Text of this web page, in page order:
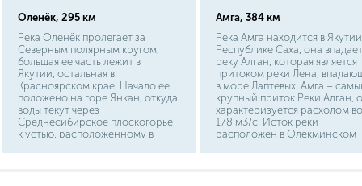
Оленёк, 295 км
Река Оленёк пролегает за
Северным полярным кругом,
большая ее часть лежит в
Якутии, остальная в
Красноярском крае. Начало ее
положено на горе Янкан, откуда
воды текут через
Среднесибирское плоскогорье
к устью, расположенному в
Амга, 384 км
Река Амга находится в
Республике Саха, она
реку Алган, которая является
притоком реки Лена,
в море Лаптевых. Амга –
крупный приток Реки Алган,
характеризуется расходом
178 м3/с. Исток реки
расположен в Олекминском